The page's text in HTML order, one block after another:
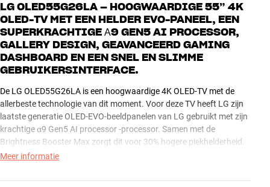
LG OLED55G26LA – HOOGWAARDIGE 55” 4K
OLED-TV MET EEN HELDER EVO-PANEEL, EEN
SUPERKRACHTIGE Α9 GEN5 AI PROCESSOR,
GALLERY DESIGN, GEAVANCEERD GAMING
DASHBOARD EN EEN SNEL EN SLIMME
GEBRUIKERSINTERFACE.
De LG OLED55G26LA is een hoogwaardige 4K OLED-TV met de
allerbeste technologie van dit moment. Voor deze TV heeft LG zijn
laatste generatie OLED-EVO-beeldpanelen van LG gebruikt met zijn
krachtige α9 Gen5 AI processor -processor. Samen met de
Brightness Booster Max zorgt dit voor 30% hogere piekhelderheid.
In combinatie met de perfecte zwartweergave van het OLED-
OLED55G26LA heeft LG bovendien een speciaal Eye Comfort
Meer informatie